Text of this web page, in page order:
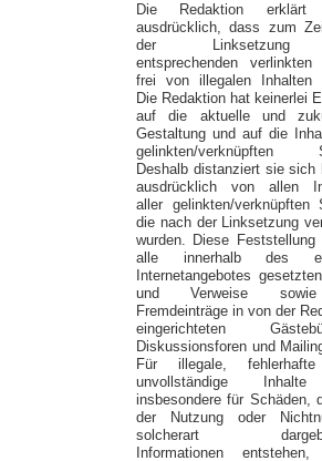
Die Redaktion erklärt
ausdrücklich, dass zum
der
entsprechenden verlinkten
frei von illegalen Inhalten
Die Redaktion hat keinerlei
auf die aktuelle und
Gestaltung und auf die
gelinkten/verknüpften
Deshalb distanziert sie sich
ausdrücklich von allen
aller gelinkten/verknüpften
die nach der Linksetzung
wurden. Diese Feststellung
alle innerhalb des
Internetangebotes
und Verweise
Fremdeinträge in von der
eingerichteten
Diskussionsforen und
Für illegale,
unvollständige
insbesondere für Schäden,
der Nutzung oder
solcherart
Informationen